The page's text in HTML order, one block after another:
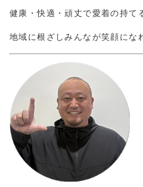
健康・快適・頑丈で愛着の持て
地域に根ざしみんなが笑顔にな